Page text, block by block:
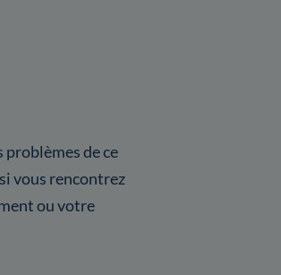
problèmes de ce
vous rencontrez
ou votre